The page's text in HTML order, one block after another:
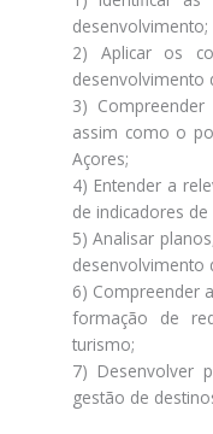
desenvolvimento;
2) Aplicar os
desenvolvimento
3)
assim como o
Açores;
4) Entender a
de indicadores
5) Analisar
desenvolvimento
6) Compreender
formação de
turismo;
7) Desenvolver
gestão de